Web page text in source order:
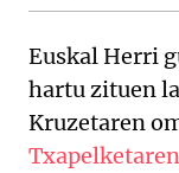
Euskal Herri
hartu zituen
Kruzetaren